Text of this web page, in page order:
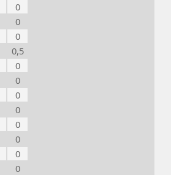
0
0
0
0,5
0
0
0
0
0
0
0
0